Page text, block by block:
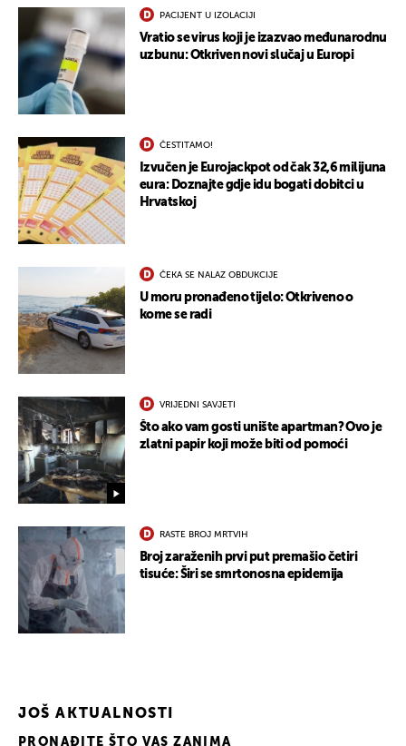
PACIJENT U IZOLACIJI
Vratio se virus koji je izazvao međunarodnu
uzbunu: Otkriven novi slučaj u Europi
ČESTITAMO!
Izvučen je Eurojackpot od čak 32,6 milijuna
eura: Doznajte gdje idu bogati dobitci u
Hrvatskoj
ČEKA SE NALAZ OBDUKCIJE
U moru pronađeno tijelo: Otkriveno o
kome se radi
VRIJEDNI SAVJETI
Što ako vam gosti unište apartman? Ovo je
zlatni papir koji može biti od pomoći
RASTE BROJ MRTVIH
Broj zaraženih prvi put premašio četiri
tisuće: Širi se smrtonosna epidemija
JOŠ AKTUALNOSTI
PRONAĐITE ŠTO VAS ZANIMA
UKLJUČITE NOTIFIKACIJE